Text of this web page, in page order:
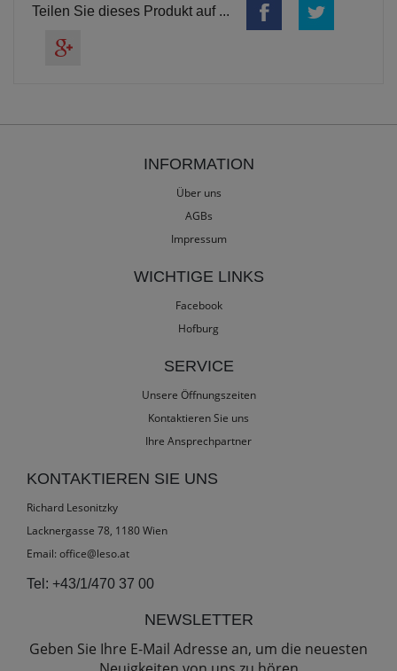
Teilen Sie dieses Produkt auf ...
INFORMATION
Über uns
AGBs
Impressum
WICHTIGE LINKS
Facebook
Hofburg
SERVICE
Unsere Öffnungszeiten
Kontaktieren Sie uns
Ihre Ansprechpartner
KONTAKTIEREN SIE UNS
Richard Lesonitzky
Lacknergasse 78, 1180 Wien
Email: office@leso.at
Tel: +43/1/470 37 00
NEWSLETTER
Geben Sie Ihre E-Mail Adresse an, um die neuesten